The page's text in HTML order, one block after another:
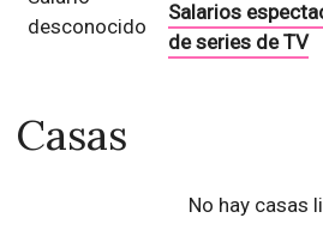
desconocido
Salarios
de series de TV
Casas
No hay casas